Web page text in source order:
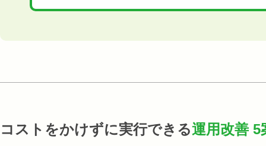
コストをかけずに実行できる運用改善 5